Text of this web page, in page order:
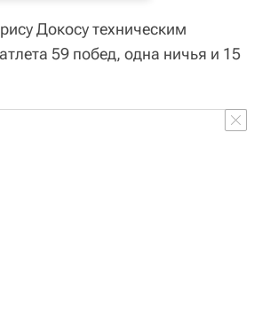
Докосу техническим
59 побед, одна ничья и 15